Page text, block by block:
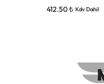
412.50₺ Kdv Dahil